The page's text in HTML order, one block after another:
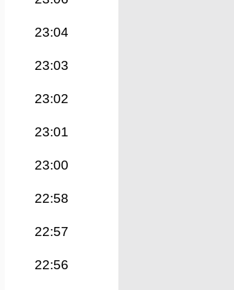
23:04
23:03
23:02
23:01
23:00
22:58
22:57
22:56